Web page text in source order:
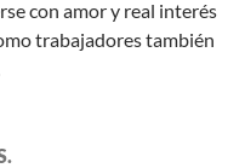
con amor y real interés
trabajadores también